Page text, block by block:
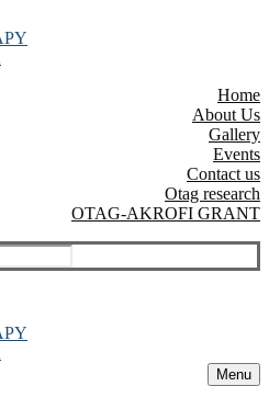
Home
About Us
Gallery
Events
Contact us
Otag research
OTAG-AKROFI GRANT
Menu